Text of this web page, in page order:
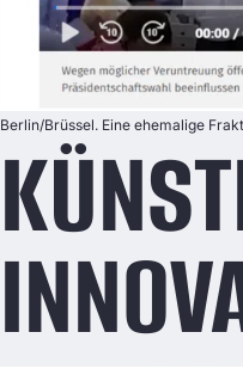
Berlin/Brüssel. Eine ehemalige